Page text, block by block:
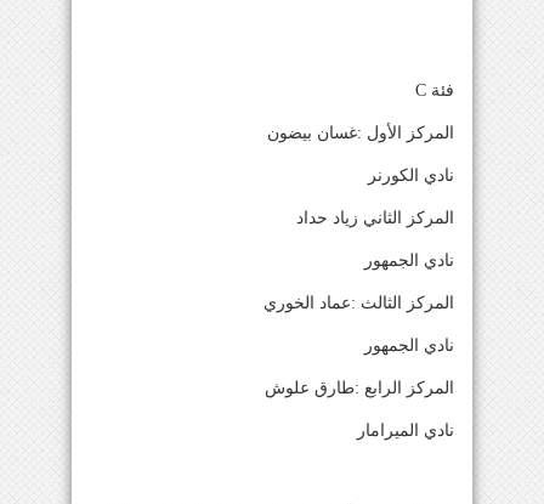
فئة C
المركز الأول :غسان بيضون
نادي الكورنر
المركز الثاني زياد حداد
نادي الجمهور
المركز الثالث :عماد الخوري
نادي الجمهور
المركز الرابع :طارق علوش
نادي الميرامار